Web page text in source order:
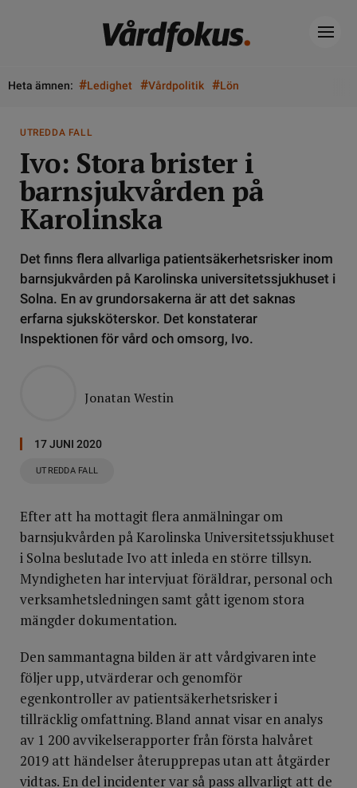
Heta ämnen: #Ledighet #Vårdpolitik #Lön
UTREDDA FALL
Ivo: Stora brister i
barnsjukvården på
Karolinska
Det finns flera allvarliga patientsäkerhetsrisker inom
barnsjukvården på Karolinska universitetssjukhuset i
Solna. En av grundorsakerna är att det saknas
erfarna sjuksköterskor. Det konstaterar
Inspektionen för vård och omsorg, Ivo.
Jonatan Westin
17 JUNI 2020
UTREDDA FALL
Efter att ha mottagit flera anmälningar om
barnsjukvården på Karolinska Universitetssjukhuset
i Solna beslutade Ivo att inleda en större tillsyn.
Myndigheten har intervjuat föräldrar, personal och
verksamhetsledningen samt gått igenom stora
mängder dokumentation.
Den sammantagna bilden är att vårdgivaren inte
följer upp, utvärderar och genomför
egenkontroller av patientsäkerhetsrisker i
tillräcklig omfattning. Bland annat visar en analys
av 1 200 avvikelserapporter från första halvåret
2019 att händelser återupprepas utan att åtgärder
vidtas. En del incidenter var så pass allvarligt att de